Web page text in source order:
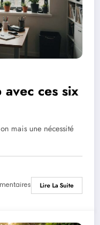
ces six
mais une nécessité
Lire La Suite